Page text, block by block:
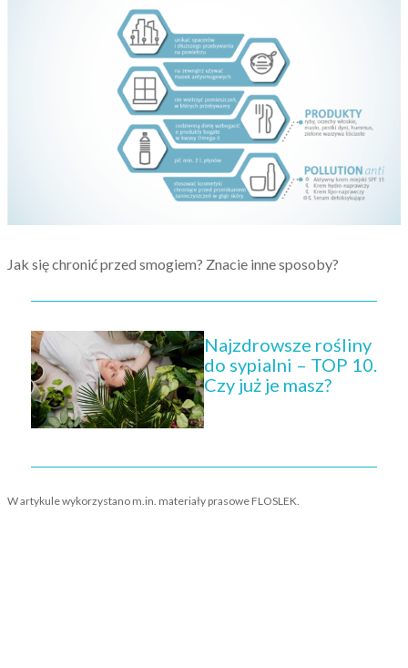
Jak się chronić przed smogiem? Znacie inne sposoby?
Najzdrowsze rośliny
do sypialni – TOP 10.
Czy już je masz?
W artykule wykorzystano m.in. materiały prasowe FLOSLEK.